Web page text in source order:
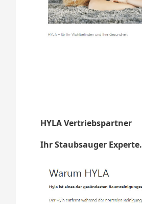
HYLA Vertriebspartner
Ihr Staubsauger Experte.